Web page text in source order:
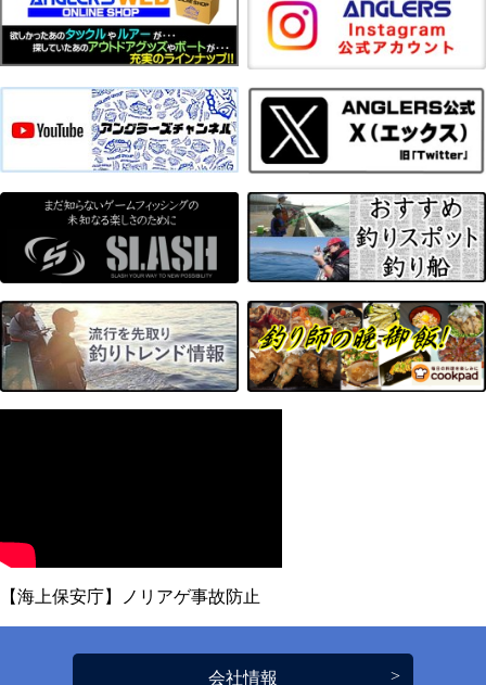
【海上保安庁】ノリアゲ事故防止
会社情報